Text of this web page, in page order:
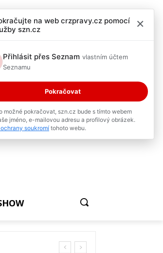
na web crzpravy.cz pomocí
szn.cz
×
Přihlásit přes Seznam vlastním účtem
Seznamu
Pokračovat
možné pokračovat, szn.cz bude s tímto webem
jméno, e-mailovou adresu a profilový obrázek.
soukromí tohoto webu.